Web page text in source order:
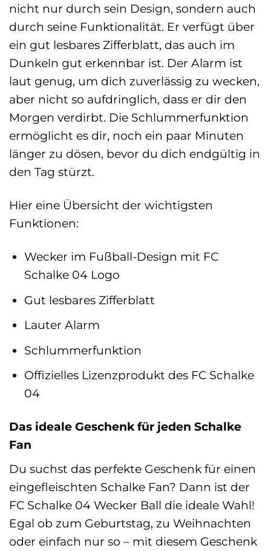
nicht nur durch sein Design, sondern auch
durch seine Funktionalität. Er verfügt über
ein gut lesbares Zifferblatt, das auch im
Dunkeln gut erkennbar ist. Der Alarm ist
laut genug, um dich zuverlässig zu wecken,
aber nicht so aufdringlich, dass er dir den
Morgen verdirbt. Die Schlummerfunktion
ermöglicht es dir, noch ein paar Minuten
länger zu dösen, bevor du dich endgültig in
den Tag stürzt.
Hier eine Übersicht der wichtigsten
Funktionen:
Wecker im Fußball-Design mit FC
Schalke 04 Logo
Gut lesbares Zifferblatt
Lauter Alarm
Schlummerfunktion
Offizielles Lizenzprodukt des FC Schalke
04
Das ideale Geschenk für jeden Schalke
Fan
Du suchst das perfekte Geschenk für einen
eingefleischten Schalke Fan? Dann ist der
FC Schalke 04 Wecker Ball die ideale Wahl!
Egal ob zum Geburtstag, zu Weihnachten
oder einfach nur so – mit diesem Geschenk